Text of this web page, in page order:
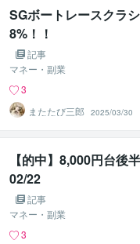
SGボートレースクラ
8%！！
記事
マネー・副業
3
またたび三郎
2025/03/30
【的中】8,000円台後
02/22
記事
マネー・副業
3